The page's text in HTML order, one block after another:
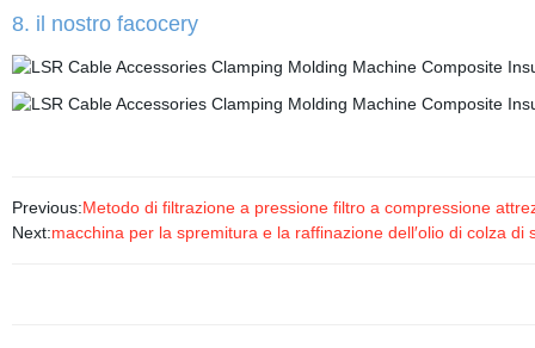
8. il nostro facocery
Previous:Metodo di filtrazione a pressione filtro a compressione
Next:macchina per la spremitura e la raffinazione dell′olio di colza di